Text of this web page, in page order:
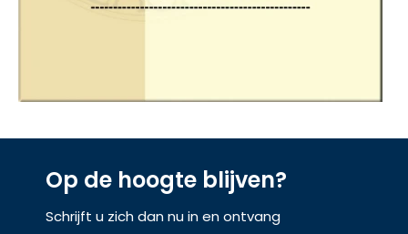
Op de hoogte blijven?
Schrijft u zich dan nu in en ontvang